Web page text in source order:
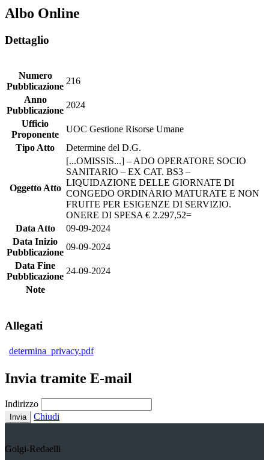
Albo Online
Dettaglio
Numero
Pubblicazione
216
Anno
Pubblicazione
2024
Ufficio
Proponente
UOC Gestione Risorse Umane
Tipo Atto
Determine del D.G.
Oggetto Atto
[...OMISSIS...] – ADO OPERATORE SOCIO
SANITARIO – EX CAT. BS3 –
LIQUIDAZIONE DELLE GIORNATE DI
CONGEDO ORDINARIO MATURATE E NON
FRUITE PER ESIGENZE DI SERVIZIO.
ONERE DI SPESA € 2.297,52=
Data Atto
09-09-2024
Data Inizio
Pubblicazione
09-09-2024
Data Fine
Pubblicazione
24-09-2024
Note
Allegati
determina_privacy.pdf
Invia tramite E-mail
Indirizzo
Invia Chiudi
Golgi-Redaelli